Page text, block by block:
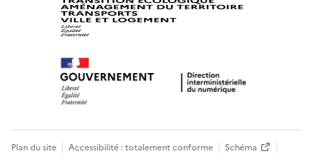
Plan du site Accessibilité : totalement conforme Schéma